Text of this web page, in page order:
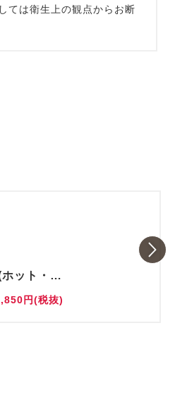
ては衛生上の観点からお断
コーヒー・紅茶ポット(ホット・アイス)
円(税抜)